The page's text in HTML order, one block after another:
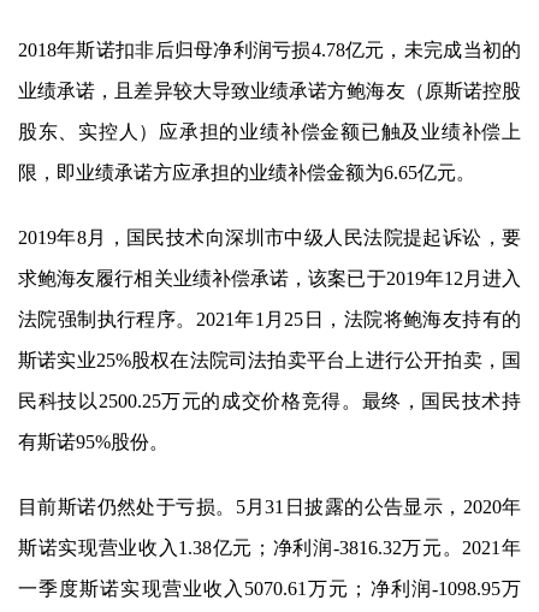
2018年斯诺扣非后归母净利润亏损4.78亿元，未完成当初的
业绩承诺，且差异较大导致业绩承诺方鲍海友（原斯诺控股
股东、实控人）应承担的业绩补偿金额已触及业绩补偿上
限，即业绩承诺方应承担的业绩补偿金额为6.65亿元。
2019年8月， 国民技术向深圳市中级人民法院提起诉讼，要
求鲍海友履行相关业绩补偿承诺，该案已于2019年12月进入
法院强制执行程序。2021年1月25日，法院将鲍海友持有的
斯诺实业25%股权在法院司法拍卖平台上进行公开拍卖，国
民科技以2500.25万元的成交价格竞得。最终， 国民技术持
有斯诺95%股份。
目前斯诺仍然处于亏损。5月31日披露的公告显示，2020年
斯诺实现营业收入1.38亿元；净利润-3816.32万元。2021年
一季度斯诺实现营业收入5070.61万元；净利润-1098.95万